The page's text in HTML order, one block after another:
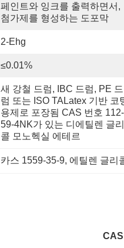
페인트와 잉크를 출력하면서,
첨가제를 형성하는 도포막
2-Ehg
≤0.01%
새 강철 드럼, IBC 드럼, PE 드
럼 또는 ISO TALatex 기반 코
용제로 포장됨 CAS 번호 112-
59-4NK가 있는 디에틸렌 글리
콜 모노헥실 에테르
카스 1559-35-9, 에틸렌 글리
CAS